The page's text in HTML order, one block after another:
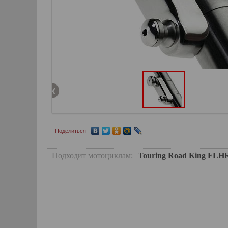
Поделиться
Подходит мотоциклам: Touring Road King